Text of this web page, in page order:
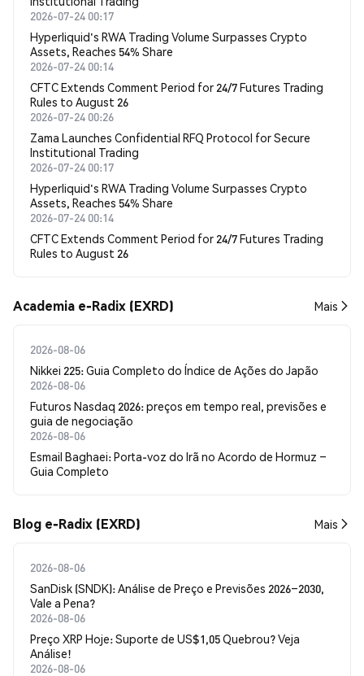
2026-07-24 00:17
Hyperliquid's RWA Trading Volume Surpasses Crypto
Assets, Reaches 54% Share
2026-07-24 00:14
CFTC Extends Comment Period for 24/7 Futures Trading
Rules to August 26
2026-07-24 00:26
Zama Launches Confidential RFQ Protocol for Secure
Institutional Trading
2026-07-24 00:17
Hyperliquid's RWA Trading Volume Surpasses Crypto
Assets, Reaches 54% Share
2026-07-24 00:14
CFTC Extends Comment Period for 24/7 Futures Trading
Rules to August 26
Academia e-Radix (EXRD) Mais
2026-08-06
Nikkei 225: Guia Completo do Índice de Ações do Japão
2026-08-06
Futuros Nasdaq 2026: preços em tempo real, previsões e
guia de negociação
2026-08-06
Esmail Baghaei: Porta-voz do Irã no Acordo de Hormuz –
Guia Completo
Blog e-Radix (EXRD) Mais
2026-08-06
SanDisk (SNDK): Análise de Preço e Previsões 2026–2030,
Vale a Pena?
2026-08-06
Preço XRP Hoje: Suporte de US$1,05 Quebrou? Veja
Análise!
2026-08-06